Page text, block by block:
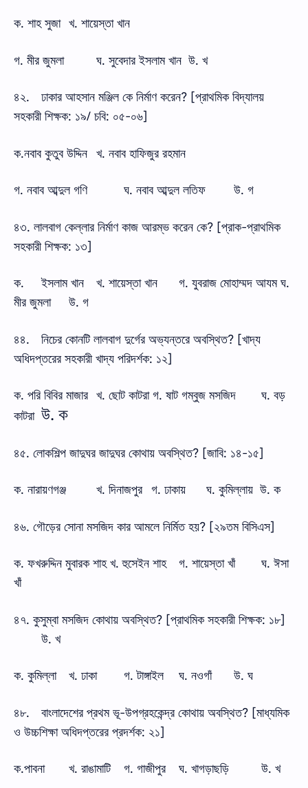
ক. শাহ সুজা খ. শায়েস্তা খান
গ. মীর জুমলা ঘ. সুবেদার ইসলাম খান উ. খ
৪২.
ঢাকার আহসান মঞ্জিল কে নির্মাণ করেন? [প্রাথমিক বিদ্যালয়
সহকারী শিক্ষক: ১৯/ চবি: ০৫-০৬]
ক.নবাব কুতুব উদ্দিন খ. নবাব হাফিজুর রহমান
গ. নবাব আব্দুল গণি ঘ. নবাব আব্দুল লতিফ উ. গ
৪৩. লালবাগ কেল্লার নির্মাণ কাজ আরম্ভ করেন কে? [প্রাক-প্রাথমিক
সহকারী শিক্ষক: ১৩]
ক. ইসলাম খান খ. শায়েস্তা খান
গ. যুবরাজ মোহাম্মদ আযম ঘ.
মীর জুমলা
উ. গ
৪৪.
নিচের কোনটি লালবাগ দুর্গের অভ্যন্তরে অবস্থিত? [খাদ্য
অধিদপ্তরের সহকারী খাদ্য পরিদর্শক: ১২]
ক. পরি বিবির মাজার খ. ছোট কাটরা গ. ষাট গম্বুজ মসজিদ
ঘ. বড়
কাটরা উ. ক
৪৫. লোকশিল্প জাদুঘর জাদুঘর কোথায় অবস্থিত? [জাবি: ১৪-১৫]
ক. নারায়ণগঞ্জ খ. দিনাজপুর গ. ঢাকায় ঘ. কুমিল্লায় উ. ক
৪৬. গৌড়ের সোনা মসজিদ কার আমলে নির্মিত হয়? [২৯তম বিসিএস]
ক. ফখরুদ্দিন মুবারক শাহ খ. হুসেইন শাহ গ. শায়েস্তা খাঁ
ঘ. ঈসা
খাঁ
৪৭. কুসুম্বা মসজিদ কোথায় অবস্থিত? [প্রাথমিক সহকারী শিক্ষক: ১৮]
উ. খ
ক. কুমিল্লা খ. ঢাকা গ. টাঙ্গাইল ঘ. নওগাঁ উ. ঘ
৪৮.
বাংলাদেশের প্রথম ভূ-উপগ্রহকেন্দ্র কোথায় অবস্থিত? [মাধ্যমিক
ও উচ্চশিক্ষা অধিদপ্তরের প্রদর্শক: ২১]
ক.পাবনা খ. রাঙামাটি গ. গাজীপুর ঘ. খাগড়াছড়ি উ. খ